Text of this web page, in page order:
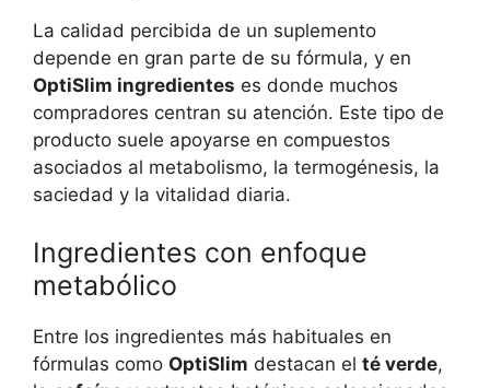
La calidad percibida de un suplemento
depende en gran parte de su fórmula, y en
OptiSlim ingredientes es donde muchos
compradores centran su atención. Este tipo de
producto suele apoyarse en compuestos
asociados al metabolismo, la termogénesis, la
saciedad y la vitalidad diaria.
Ingredientes con enfoque
metabólico
Entre los ingredientes más habituales en
fórmulas como OptiSlim destacan el té verde,